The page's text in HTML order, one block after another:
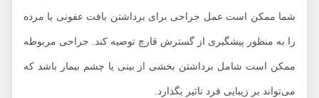
شما ممکن است عمل جراحی برای برداشتن بافت عفونی یا مرده
را به منظور پیشگیری از گسترش قارچ توصیه کند. جراحی مربوطه
ممکن است شامل برداشتن بخشی از بینی یا چشم بیمار باشد که
می‌تواند بر زیبایی فرد تاثیر بگذارد.